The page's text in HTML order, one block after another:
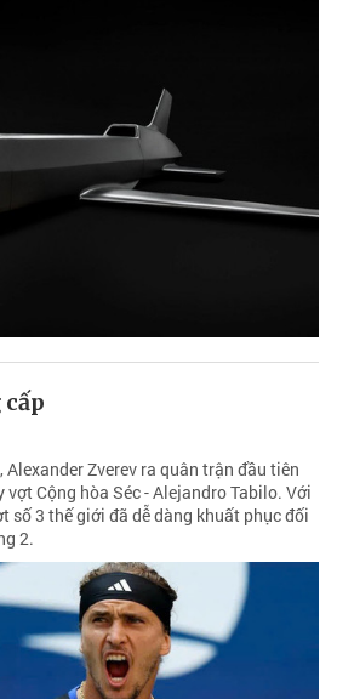
Zverev ra quân trận đầu tiên
vợt Cộng hòa Séc - Alejandro Tabilo. Với
số 3 thế giới đã dễ dàng khuất phục đối
2.